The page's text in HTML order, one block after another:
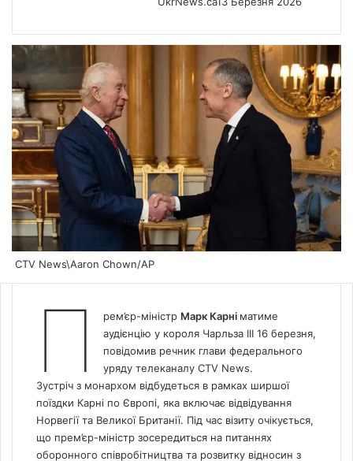
CTV News\Aaron Chown/AP
П рем’єр-міністр Марк Карні матиме
аудієнцію у короля Чарльза III 16 березня,
повідомив речник глави федерального
уряду телеканалу CTV News.
Зустріч з монархом відбудеться в рамках ширшої
поїздки Карні по Європі, яка включає відвідування
Норвегії та Великої Британії. Під час візиту очікується,
що прем’єр-міністр зосередиться на питаннях
оборонного співробітництва та розвитку відносин з